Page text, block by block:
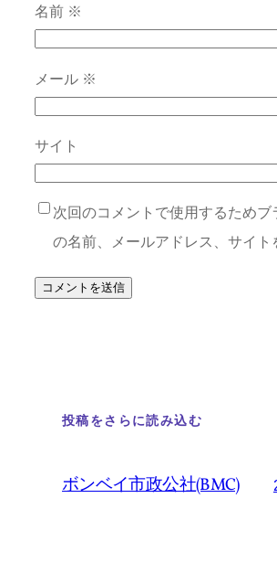
名前 ※
メール ※
サイト
次回のコメントで使用するためブ
の名前、メールアドレス、サイト
投稿をさらに読み込む
ボンベイ市政公社(BMC)